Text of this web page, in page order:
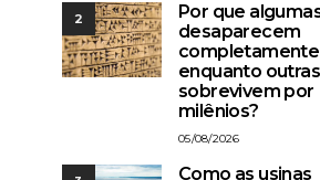
2
Por que
desaparecem
completamente
enquanto outras
sobrevivem por
milênios?
05/08/2026
Como as usinas